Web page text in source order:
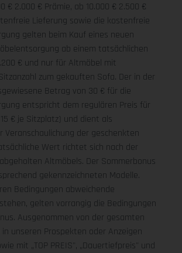
€ 2.000 € Prämie, ab 10.000 € 2.500 €
Lieferung sowie die kostenfreie
gelten beim Kauf eines neuen
ab einem tatsächlichen
€ und nur für Altmöbel mit
zum gekauften Sofa. Der in der
Betrag von 30 € für die
entspricht dem regulären Preis für
€ je Sitzplatz) und dient als
Veranschaulichung der geschenkten
Wert richtet sich nach der
Altmöbels. Der Sommerbonus
gekennzeichneten Modelle.
Bedingungen abweichende
gelten vorrangig die Bedingungen
Ausgenommen von der gesamten
unseren Prospekten oder Anzeigen
mit „TOP PREIS", „Dauertiefpreis" und